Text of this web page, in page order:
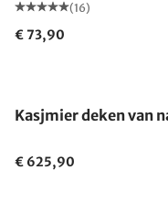
(16)
€ 73,90
Kasjmier deken van
€ 625,90